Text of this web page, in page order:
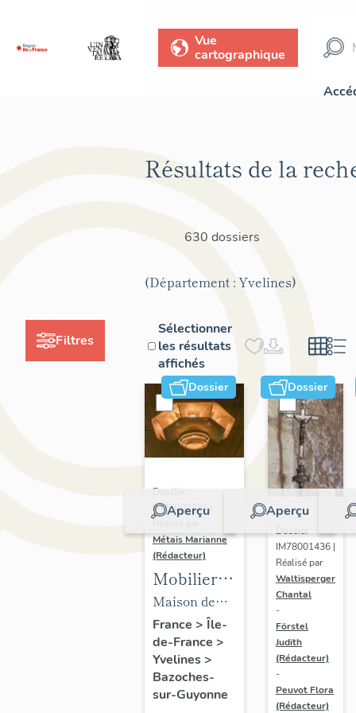
Vue
cartographique
Filtres
Résultats de la
630 dossiers
(Département : Yvelines)
Sélectionner
les résultats
affichés
Dossier
Aperçu
Dossier
IM78002723 |
Métais Marianne
(Rédacteur)
Mobilier
de la
maison
Louis
Carré
Maison de
villégiature
dite maison
Louis Carré
France > Île-
de-France >
Yvelines>
Bazoches-
sur-Guyonne
Dossier
Aperçu
Dossier
IM78001436 |
Réalisé par
Waltisperger
Chantal
-
Förstel
Judith
(Rédacteur)
-
Peuvot Flora
(Rédacteur)